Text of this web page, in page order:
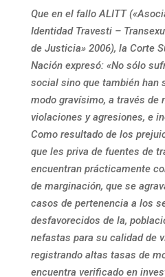
Que en el fallo ALITT
Identidad Travesti –
de Justicia» 2006), la Corte
Nación expresó: «No sólo
social sino que también han
modo gravísimo, a través de
violaciones y agresiones, e
Como resultado de los
que les priva de fuentes de
encuentran prácticamente
de marginación, que se
casos de pertenencia a los
desfavorecidos de la,
nefastas para su calidad de
registrando altas tasas de
encuentra verificado en